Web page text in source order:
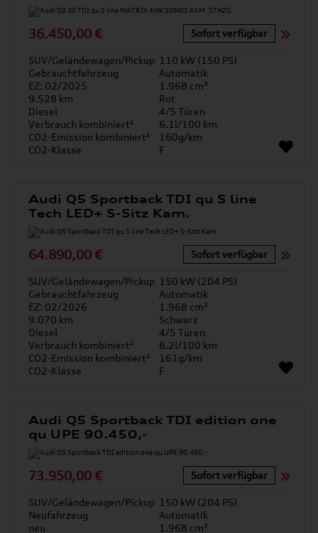
36.450,00 € Sofort verfügbar
SUV/Geländewagen/Pickup 110 kW (150 PS)
Gebrauchtfahrzeug
Automatik
EZ: 02/2025
1.968 cm³
9.528 km
Rot
Diesel
4/5 Türen
Verbrauch kombiniert¹
6.1l/100 km
CO2-Emission kombiniert¹
160g/km
CO2-Klasse
F
Audi Q5 Sportback TDI qu S line
Tech LED+ S-Sitz Kam.
64.890,00 € Sofort verfügbar
SUV/Geländewagen/Pickup 150 kW (204 PS)
Gebrauchtfahrzeug
Automatik
EZ: 02/2026
1.968 cm³
9.070 km
Schwarz
Diesel
4/5 Türen
Verbrauch kombiniert¹
6.2l/100 km
CO2-Emission kombiniert¹
161g/km
CO2-Klasse
F
Audi Q5 Sportback TDI edition one
qu UPE 90.450,-
73.950,00 € Sofort verfügbar
SUV/Geländewagen/Pickup 150 kW (204 PS)
Neufahrzeug
Automatik
neu
1.968 cm³